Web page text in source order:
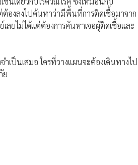
องลงไปค้นหาว่ามีพื้นที่การติดเชื้อมาจาก
ลยไม่ได้แต่ต้องการค้นหาเจอผู้ติดเชื้อและ
เป็นเสมอ ใครที่วางแผนจะต้องเดินทางไป
ย